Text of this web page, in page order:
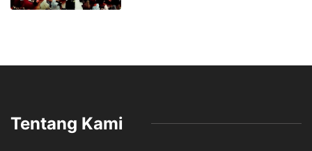
Tentang Kami